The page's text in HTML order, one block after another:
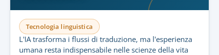
Tecnologia linguistica
L'IA trasforma i flussi di traduzione, ma l'esperienza
umana resta indispensabile nelle scienze della vita